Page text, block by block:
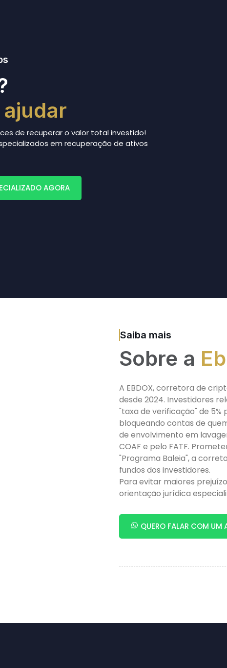
de recuperar o valor total investido!
em recuperação de ativos
AGORA
Saiba mais
Sobre a
A EBDOX, corretora de
desde 2024. Investidores
"taxa de verificação" de 5%
bloqueando contas de
de envolvimento em
COAF e pelo FATF.
"Programa Baleia", a
fundos dos investidores.
Para evitar maiores
orientação jurídica
QUERO FALAR COM